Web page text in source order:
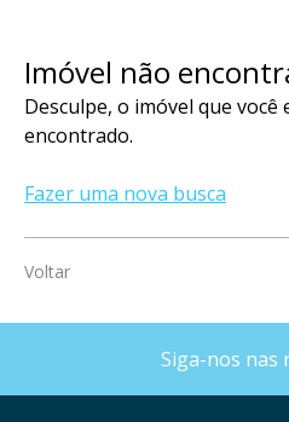
Imóvel não
Desculpe, o imóvel que
encontrado.
Fazer uma nova busca
Voltar
Siga-nos nas